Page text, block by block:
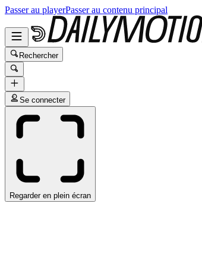
Passer au playerPasser au contenu principal
Rechercher
Se connecter
Regarder en plein écran